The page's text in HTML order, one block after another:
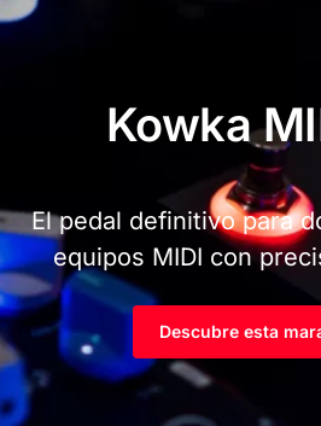
Kowka
El pedal definitivo para
equipos MIDI con
Descubre esta